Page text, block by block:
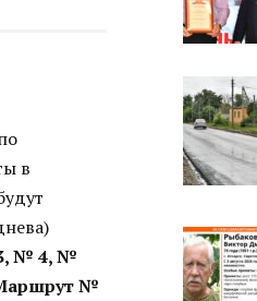
в
№ 4, №
№